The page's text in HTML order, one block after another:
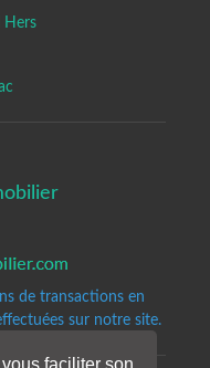
faciliter son
Hers
de transactions en
sur notre site.